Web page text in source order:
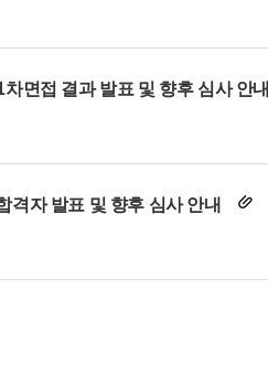
면접 결과 발표 및 향후 심사 안내
격자 발표 및 향후 심사 안내